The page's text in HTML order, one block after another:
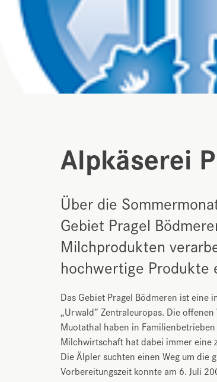
Alpkäserei
Über die
Gebiet Pragel
Milchprodukten
hochwertige Produkte
Das Gebiet Pragel Bödmeren ist
„Urwald” Zentraleuropas. Die
Muotathal haben in
Milchwirtschaft hat dabei immer eine
Die Älpler suchten einen Weg um die
Vorbereitungszeit konnte am 6. Juli